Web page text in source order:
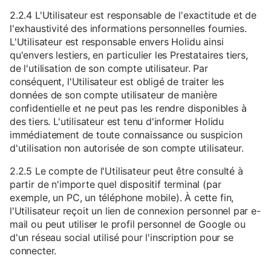
2.2.4 L'Utilisateur est responsable de l'exactitude et de
l'exhaustivité des informations personnelles fournies.
L'Utilisateur est responsable envers Holidu ainsi
qu'envers lestiers, en particulier les Prestataires tiers,
de l'utilisation de son compte utilisateur. Par
conséquent, l'Utilisateur est obligé de traiter les
données de son compte utilisateur de manière
confidentielle et ne peut pas les rendre disponibles à
des tiers. L'utilisateur est tenu d'informer Holidu
immédiatement de toute connaissance ou suspicion
d'utilisation non autorisée de son compte utilisateur.
2.2.5 Le compte de l'Utilisateur peut être consulté à
partir de n'importe quel dispositif terminal (par
exemple, un PC, un téléphone mobile). À cette fin,
l'Utilisateur reçoit un lien de connexion personnel par e-
mail ou peut utiliser le profil personnel de Google ou
d'un réseau social utilisé pour l'inscription pour se
connecter.